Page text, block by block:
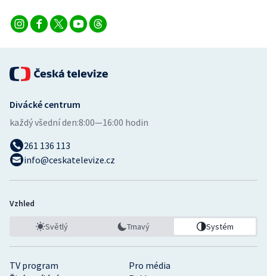
TV program
Pro média
Divácké centrum
každý všední den:8:00—16:00 hodin
261 136 113
info@ceskatelevize.cz
Vzhled
Světlý Tmavý Systém